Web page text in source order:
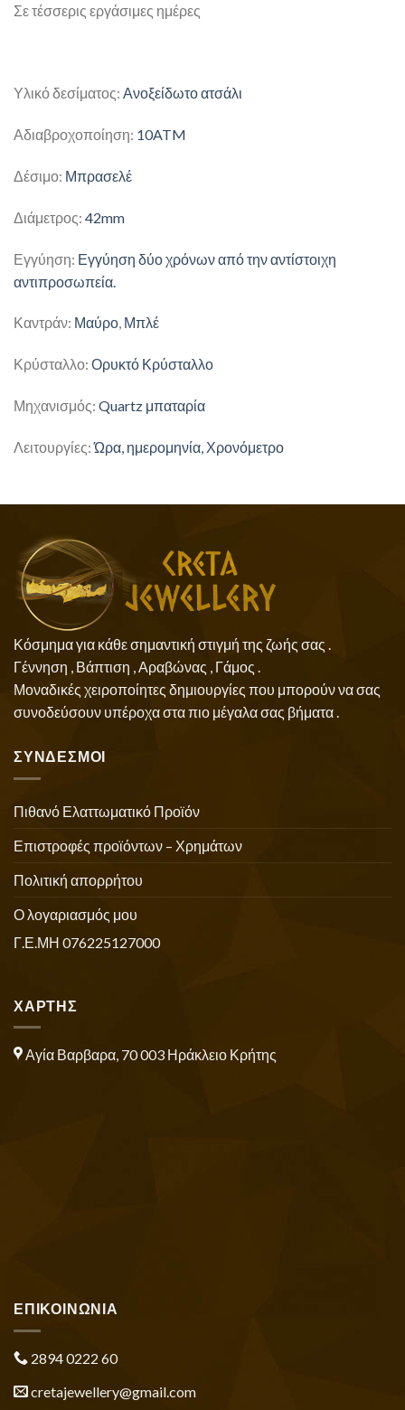
Σε τέσσερις εργάσιμες ημέρες
Υλικό δεσίματος: Ανοξείδωτο ατσάλι
Αδιαβροχοποίηση: 10ATM
Δέσιμο: Μπρασελέ
Διάμετρος: 42mm
Εγγύηση: Εγγύηση δύο χρόνων από την αντίστοιχη
αντιπροσωπεία.
Καντράν: Μαύρο, Μπλέ
Κρύσταλλο: Ορυκτό Κρύσταλλο
Μηχανισμός: Quartz μπαταρία
Λειτουργίες:Ώρα, ημερομηνία, Χρονόμετρο
Κόσμημα για κάθε σημαντική στιγμή της ζωής σας .
Γέννηση , Βάπτιση , Αραβώνας , Γάμος .
Μοναδικές χειροποίητες δημιουργίες που μπορούν να σας
συνοδεύσουν υπέροχα στα πιο μέγαλα σας βήματα .
ΣΥΝΔΕΣΜΟΙ
Πιθανό Ελαττωματικό Προϊόν
Επιστροφές προϊόντων – Χρημάτων
Πολιτική απορρήτου
Ο λογαριασμός μου
Γ.Ε.ΜΗ 076225127000
ΧΑΡΤΗΣ
Αγία Βαρβαρα, 70 003 Ηράκλειο Κρήτης
ΕΠΙΚΟΙΝΩΝΙΑ
2894 0222 60
cretajewellery@gmail.com